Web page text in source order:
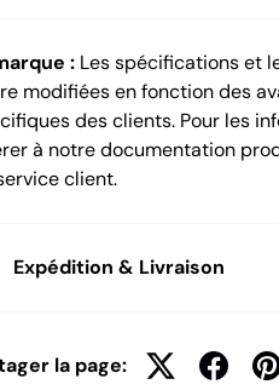
: Les spécifications et
modifiées en fonction des
des clients. Pour les
à notre documentation
client.
Expédition & Livraison
la page: